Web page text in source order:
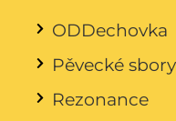
ODDechovka
Pěvecké sbory
Rezonance